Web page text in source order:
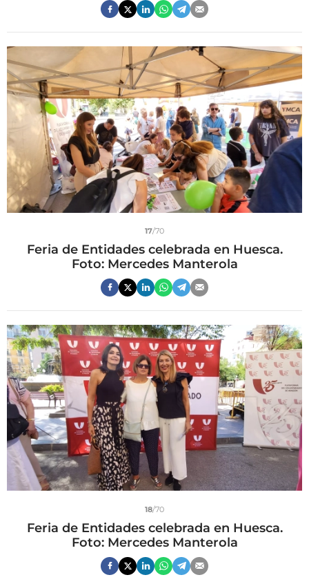
17/70
Feria de Entidades celebrada en Huesca.
Foto: Mercedes Manterola
18/70
Feria de Entidades celebrada en Huesca.
Foto: Mercedes Manterola